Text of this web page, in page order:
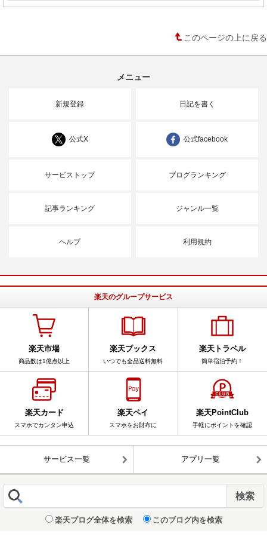
このページの上に戻る
メニュー
新規登録 日記を書く
公式X 公式facebook
サービストップ ブログランキング
記事ランキング ジャンル一覧
ヘルプ 利用規約
楽天のグループサービス
楽天市場
商品数は1億点以上
楽天ブックス
いつでも全品送料無料
楽天トラベル
簡単宿泊予約！
楽天カード
スマホでカンタン申込
楽天ペイ
スマホをお財布に
楽天PointClub
手軽にポイントを確認
サービス一覧 アプリ一覧
楽天ブログ全体を検索 このブログ内を検索